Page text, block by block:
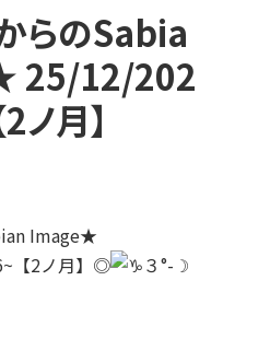
らのSabia
25/12/202
ノ月】
Image★
【2ノ月】◎
３°-☽